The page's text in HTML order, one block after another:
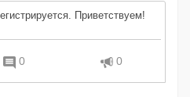
Приветствуем!
0 0